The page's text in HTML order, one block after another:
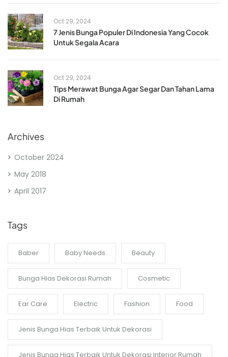
Oct 29, 2024
7 Jenis Bunga Populer Di Indonesia Yang Cocok
Untuk Segala Acara
Oct 29, 2024
Tips Merawat Bunga Agar Segar Dan Tahan Lama
Di Rumah
Archives
October 2024
May 2018
April 2017
Tags
Baber Baby Needs Beauty
Bunga Hias Dekorasi Rumah Cosmetic
Ear Care Electric Fashion Food
Jenis Bunga Hias Terbaik Untuk Dekorasi
Jenis Bunga Hias Terbaik Untuk Dekorasi Interior Rumah